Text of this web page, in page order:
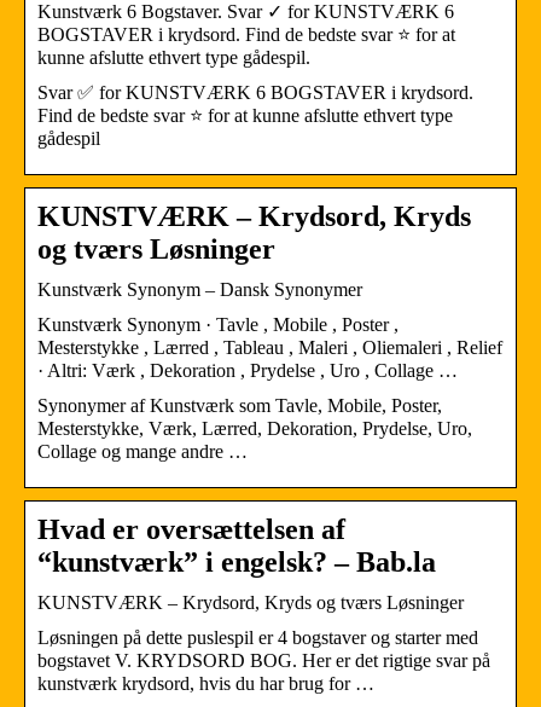
Kunstværk 6 Bogstaver. Svar ✓ for KUNSTVÆRK 6
BOGSTAVER i krydsord. Find de bedste svar ⭐ for at
kunne afslutte ethvert type gådespil.
Svar ✅ for KUNSTVÆRK 6 BOGSTAVER i krydsord.
Find de bedste svar ⭐ for at kunne afslutte ethvert type
gådespil
KUNSTVÆRK – Krydsord, Kryds
og tværs Løsninger
Kunstværk Synonym – Dansk Synonymer
Kunstværk Synonym · Tavle , Mobile , Poster ,
Mesterstykke , Lærred , Tableau , Maleri , Oliemaleri , Relief
· Altri: Værk , Dekoration , Prydelse , Uro , Collage …
Synonymer af Kunstværk som Tavle, Mobile, Poster,
Mesterstykke, Værk, Lærred, Dekoration, Prydelse, Uro,
Collage og mange andre …
Hvad er oversættelsen af
“kunstværk” i engelsk? – Bab.la
KUNSTVÆRK – Krydsord, Kryds og tværs Løsninger
Løsningen på dette puslespil er 4 bogstaver og starter med
bogstavet V. KRYDSORD BOG. Her er det rigtige svar på
kunstværk krydsord, hvis du har brug for …